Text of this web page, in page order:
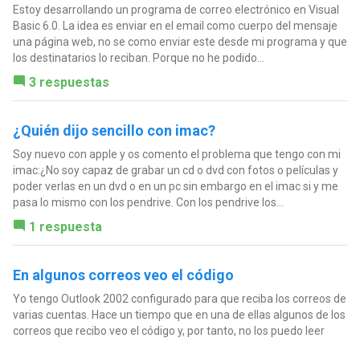
Estoy desarrollando un programa de correo electrónico en Visual
Basic 6.0. La idea es enviar en el email como cuerpo del mensaje
una página web, no se como enviar este desde mi programa y que
los destinatarios lo reciban. Porque no he podido...
3 respuestas
¿Quién dijo sencillo con imac?
Soy nuevo con apple y os comento el problema que tengo con mi
imac:¿No soy capaz de grabar un cd o dvd con fotos o películas y
poder verlas en un dvd o en un pc sin embargo en el imac si y me
pasa lo mismo con los pendrive. Con los pendrive los...
1 respuesta
En algunos correos veo el código
Yo tengo Outlook 2002 configurado para que reciba los correos de
varias cuentas. Hace un tiempo que en una de ellas algunos de los
correos que recibo veo el código y, por tanto, no los puedo leer